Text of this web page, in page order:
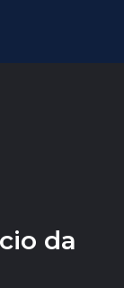
da